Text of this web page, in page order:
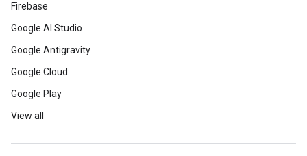
Firebase
Google AI Studio
Google Antigravity
Google Cloud
Google Play
View all